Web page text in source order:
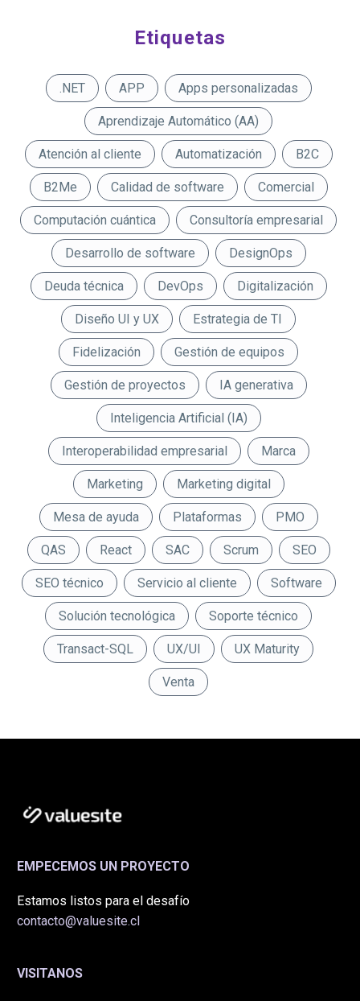
Etiquetas
.NET APP Apps personalizadas
Aprendizaje Automático (AA)
Atención al cliente Automatización B2C
B2Me Calidad de software Comercial
Computación cuántica Consultoría empresarial
Desarrollo de software DesignOps
Deuda técnica DevOps Digitalización
Diseño UI y UX Estrategia de TI
Fidelización Gestión de equipos
Gestión de proyectos IA generativa
Inteligencia Artificial (IA)
Interoperabilidad empresarial Marca
Marketing Marketing digital
Mesa de ayuda Plataformas PMO
QAS React SAC Scrum SEO
SEO técnico Servicio al cliente Software
Solución tecnológica Soporte técnico
Transact-SQL UX/UI UX Maturity
Venta
EMPECEMOS UN PROYECTO
Estamos listos para el desafío
contacto@valuesite.cl
VISITANOS